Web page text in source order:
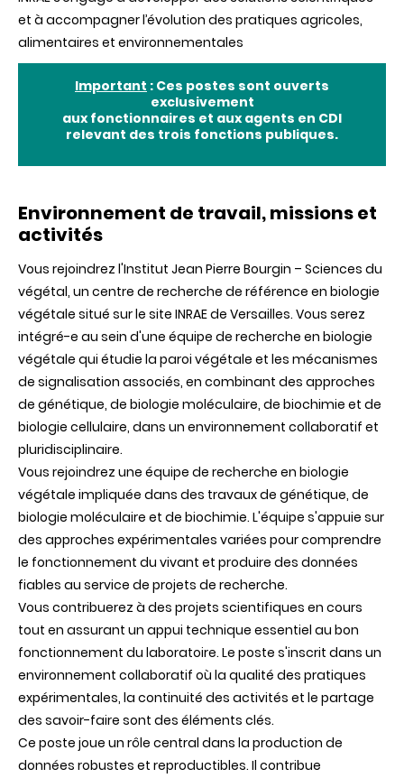
et à accompagner l’évolution des pratiques agricoles,
alimentaires et environnementales
Important : Ces postes sont ouverts
exclusivement
aux fonctionnaires et aux agents en CDI
relevant des trois fonctions publiques.
Environnement de travail, missions et
activités
Vous rejoindrez l'Institut Jean Pierre Bourgin – Sciences du
végétal, un centre de recherche de référence en biologie
végétale situé sur le site INRAE de Versailles. Vous serez
intégré-e au sein d'une équipe de recherche en biologie
végétale qui étudie la paroi végétale et les mécanismes
de signalisation associés, en combinant des approches
de génétique, de biologie moléculaire, de biochimie et de
biologie cellulaire, dans un environnement collaboratif et
pluridisciplinaire.
Vous rejoindrez une équipe de recherche en biologie
végétale impliquée dans des travaux de génétique, de
biologie moléculaire et de biochimie. L'équipe s'appuie sur
des approches expérimentales variées pour comprendre
le fonctionnement du vivant et produire des données
fiables au service de projets de recherche.
Vous contribuerez à des projets scientifiques en cours
tout en assurant un appui technique essentiel au bon
fonctionnement du laboratoire. Le poste s'inscrit dans un
environnement collaboratif où la qualité des pratiques
expérimentales, la continuité des activités et le partage
des savoir-faire sont des éléments clés.
Ce poste joue un rôle central dans la production de
données robustes et reproductibles. Il contribue